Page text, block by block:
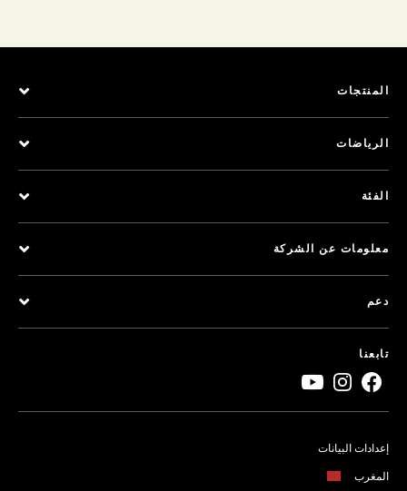
المنتجات
الرياضات
الفئة
معلومات عن الشركة
دعم
تابعنا
إعدادات البيانات
المغرب